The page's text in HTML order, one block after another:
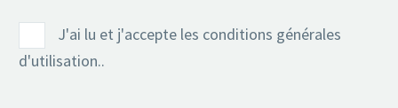
J'ai lu et j'accepte les conditions générales
d'utilisation..